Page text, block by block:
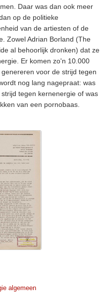
Daar was dan ook meer
op de politieke
van de artiesten of de
Zowel Adrian Borland (The
al behoorlijk dronken) dat ze
Er komen zo'n 10.000
voor de strijd tegen
nog lang nagepraat: was
tegen kernenergie of was
van een pornobaas.
algemeen